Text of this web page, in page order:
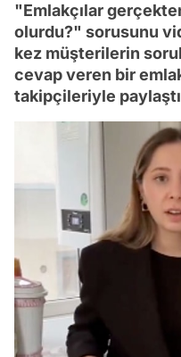
"Emlakçılar
olurdu?" sorusunu
kez müşterilerin
cevap veren bir
takipçileriyle